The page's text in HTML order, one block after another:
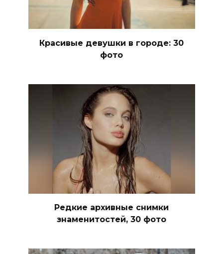
Красивые девушки в городе: 30
фото
Редкие архивные снимки
знаменитостей, 30 фото